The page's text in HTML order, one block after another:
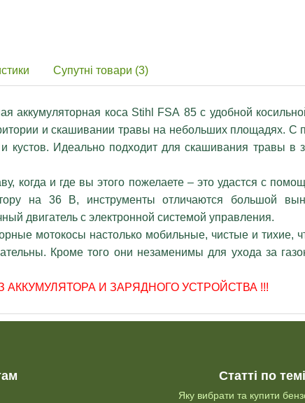
Супутні товари (3)
аккумуляторная коса Stihl FSА 85 с удобной
и скашивании травы на небольших площадях.
и кустов. Идеально подходит для скашивания
когда и где вы этого пожелаете – это удастся с
на 36 В, инструменты отличаются большой
двигатель с электронной системой управления.
мотокосы настолько мобильные, чистые и тихие,
Кроме того они незаменимы для ухода за
АККУМУЛЯТОРА И ЗАРЯДНОГО УСТРОЙСТВА !!!
Статті по темі
Яку вибрати та купити